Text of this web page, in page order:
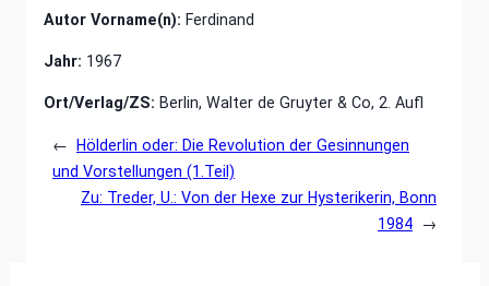
Autor Vorname(n): Ferdinand
Jahr: 1967
Ort/Verlag/ZS: Berlin, Walter de Gruyter & Co, 2. Aufl
←
Hölderlin oder: Die Revolution der Gesinnungen
und Vorstellungen (1.Teil)
Zu: Treder, U.: Von der Hexe zur Hysterikerin, Bonn
1984
→